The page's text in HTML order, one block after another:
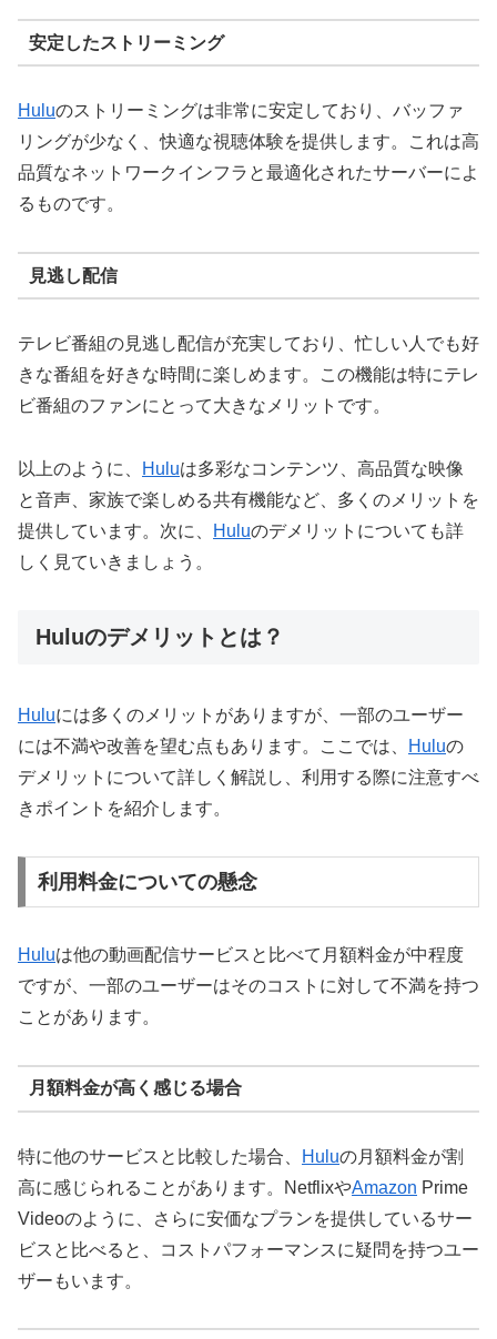
安定したストリーミング
Huluのストリーミングは非常に安定しており、バッファ
リングが少なく、快適な視聴体験を提供します。これは高
品質なネットワークインフラと最適化されたサーバーによ
るものです。
見逃し配信
テレビ番組の見逃し配信が充実しており、忙しい人でも好
きな番組を好きな時間に楽しめます。この機能は特にテレ
ビ番組のファンにとって大きなメリットです。
以上のように、 Huluは多彩なコンテンツ、高品質な映像
と音声、家族で楽しめる共有機能など、多くのメリットを
提供しています。次に、
Huluのデメリットについても詳
しく見ていきましょう。
Huluのデメリットとは？
Huluには多くのメリットがありますが、一部のユーザー
には不満や改善を望む点もあります。ここでは、
Huluの
デメリットについて詳しく解説し、利用する際に注意すべ
きポイントを紹介します。
利用料金についての懸念
Huluは他の動画配信サービスと比べて月額料金が中程度
ですが、一部のユーザーはそのコストに対して不満を持つ
ことがあります。
月額料金が高く感じる場合
特に他のサービスと比較した場合、 Huluの月額料金が割
高に感じられることがあります。NetflixやAmazon Prime
Videoのように、さらに安価なプランを提供しているサー
ビスと比べると、コストパフォーマンスに疑問を持つユー
ザーもいます。